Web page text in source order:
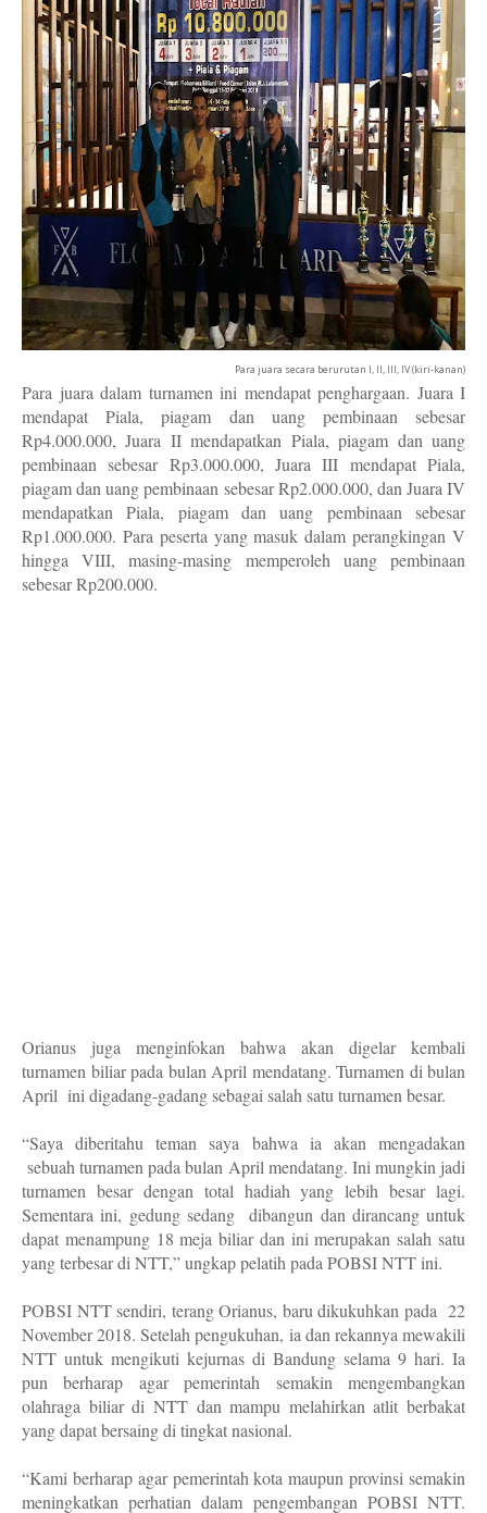
Para juara secara berurutan I, II, III, IV (kiri-kanan)
Para juara dalam turnamen ini mendapat penghargaan. Juara I
mendapat Piala, piagam dan uang pembinaan sebesar
Rp4.000.000, Juara II mendapatkan Piala, piagam dan uang
pembinaan sebesar Rp3.000.000, Juara III mendapat Piala,
piagam dan uang pembinaan sebesar Rp2.000.000, dan Juara IV
mendapatkan Piala, piagam dan uang pembinaan sebesar
Rp1.000.000. Para peserta yang masuk dalam perangkingan V
hingga VIII, masing-masing memperoleh uang pembinaan
sebesar Rp200.000.
Orianus juga menginfokan bahwa akan digelar kembali
turnamen biliar pada bulan April mendatang. Turnamen di bulan
April ini digadang-gadang sebagai salah satu turnamen besar.
“Saya diberitahu teman saya bahwa ia akan mengadakan
sebuah turnamen pada bulan April mendatang. Ini mungkin jadi
turnamen besar dengan total hadiah yang lebih besar lagi.
Sementara ini, gedung sedang
dibangun dan dirancang untuk
dapat menampung 18 meja biliar dan ini merupakan salah satu
yang terbesar di NTT,” ungkap pelatih pada POBSI NTT ini.
POBSI NTT sendiri, terang Orianus, baru dikukuhkan pada 22
November 2018. Setelah pengukuhan, ia dan rekannya mewakili
NTT untuk mengikuti kejurnas di Bandung selama 9 hari. Ia
pun berharap agar pemerintah semakin mengembangkan
olahraga biliar di NTT dan mampu melahirkan atlit berbakat
yang dapat bersaing di tingkat nasional.
“Kami berharap agar pemerintah kota maupun provinsi semakin
meningkatkan perhatian dalam pengembangan POBSI NTT.